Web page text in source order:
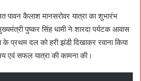
a
i
पावन कैलाश मानसरोवर यात्रा का शुभारंभ
पुष्कर सिंह धामी ने शारदा पर्यटक आवास
प्रथम दल को हरी झंडी दिखाकर रवाना किया
एवं सफल यात्रा की कामना की।